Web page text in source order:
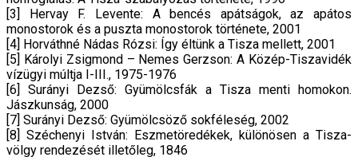
[3] Hervay F. Levente: A bencés apátságok, az apátos
monostorok és a puszta monostorok története, 2001
[4] Horváthné Nádas Rózsi: Így éltünk a Tisza mellett, 2001
[5] Károlyi Zsigmond – Nemes Gerzson: A Közép-Tiszavidék
vízügyi múltja I-III., 1975-1976
[6] Surányi Dezső: Gyümölcsfák a Tisza menti homokon.
Jászkunság, 2000
[7] Surányi Dezső: Gyümölcsöző sokféleség, 2002
[8] Széchenyi István: Eszmetöredékek, különösen a Tisza-
völgy rendezését illetőleg, 1846